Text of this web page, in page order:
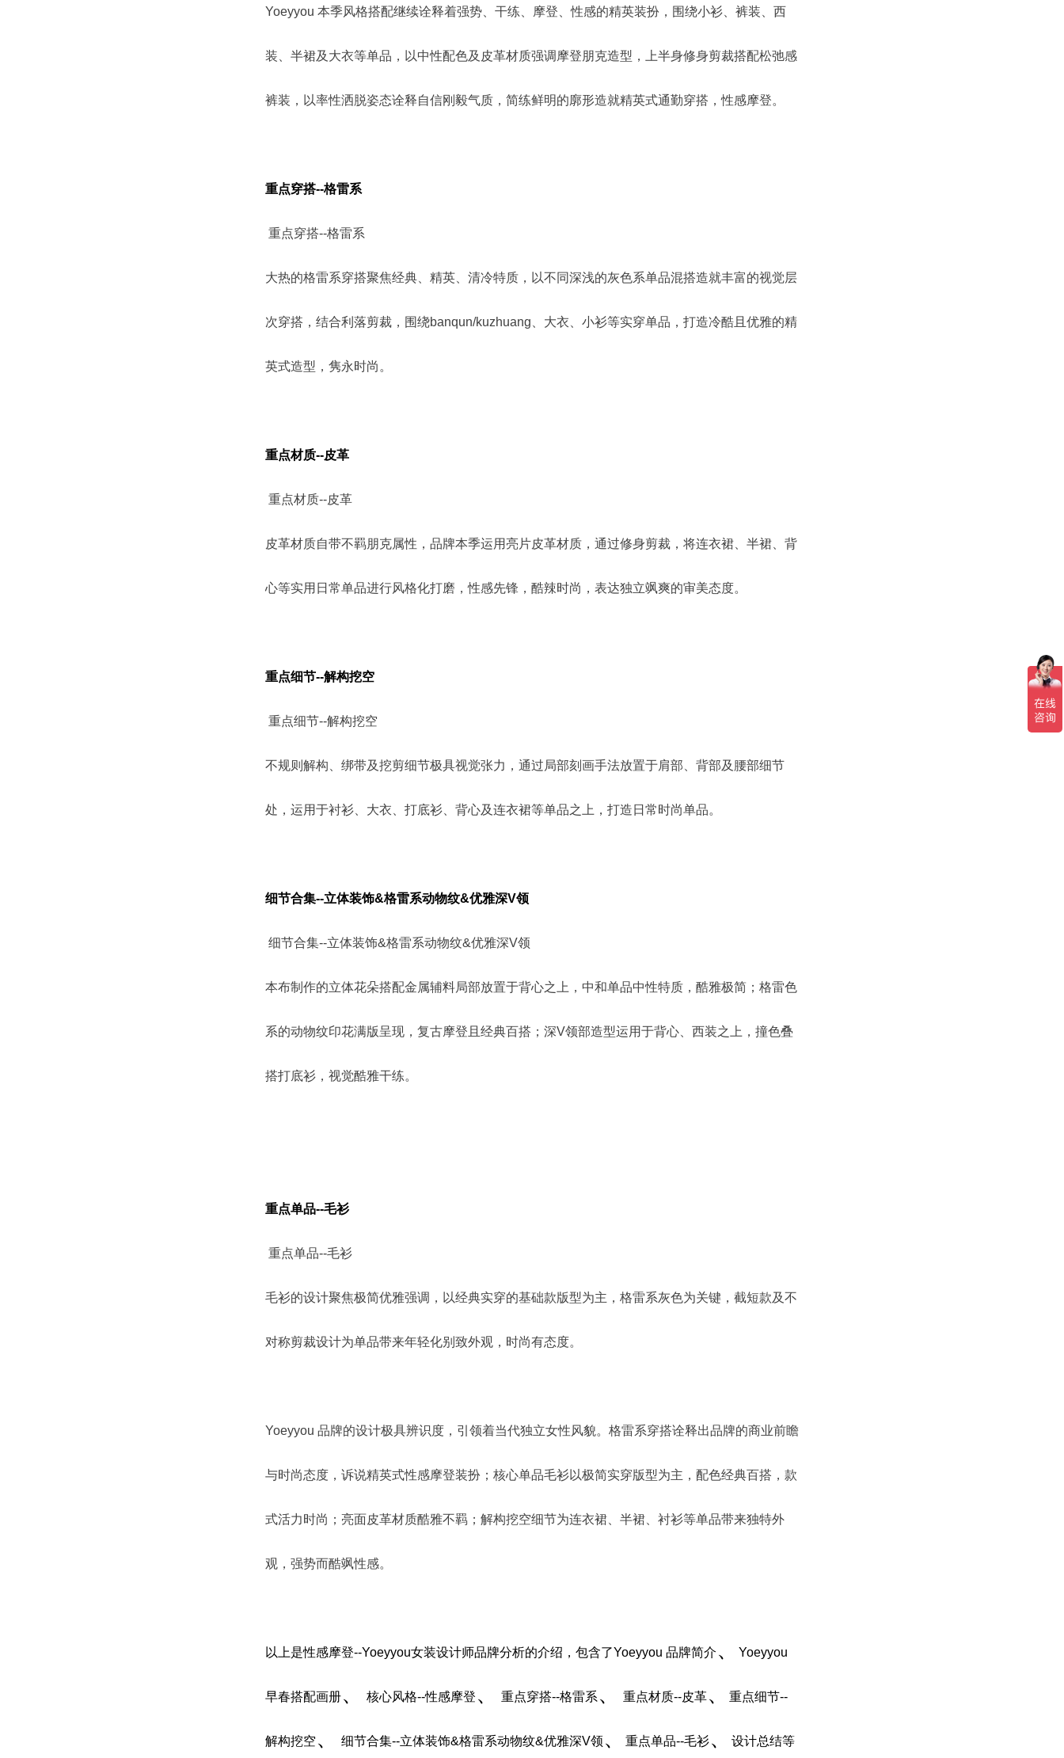
Yoeyyou 本季风格搭配继续诠释着强势、干练、摩登、性感的精英装扮，围绕小衫、裤装、西
装、半裙及大衣等单品，以中性配色及皮革材质强调摩登朋克造型，上半身修身剪裁搭配松弛感
裤装，以率性洒脱姿态诠释自信刚毅气质，简练鲜明的廓形造就精英式通勤穿搭，性感摩登。
重点穿搭--格雷系
重点穿搭--格雷系
大热的格雷系穿搭聚焦经典、精英、清冷特质，以不同深浅的灰色系单品混搭造就丰富的视觉层
次穿搭，结合利落剪裁，围绕banqun/kuzhuang、大衣、小衫等实穿单品，打造冷酷且优雅的精
英式造型，隽永时尚。
重点材质--皮革
重点材质--皮革
皮革材质自带不羁朋克属性，品牌本季运用亮片皮革材质，通过修身剪裁，将连衣裙、半裙、背
心等实用日常单品进行风格化打磨，性感先锋，酷辣时尚，表达独立飒爽的审美态度。
重点细节--解构挖空
重点细节--解构挖空
不规则解构、绑带及挖剪细节极具视觉张力 ，通过局部刻画手法放置于肩部、背部及腰部细节
处，运用于衬衫、大衣、打底衫、背心及连衣裙等单品之上，打造日常时尚单品。
细节合集--立体装饰&格雷系动物纹&优雅深V领
细节合集--立体装饰&格雷系动物纹&优雅深V领
本布制作的立体花朵搭配金属辅料局部放置于背心之上，中和单品中性特质，酷雅极简 ；格雷色
系的动物纹印花满版呈现，复古摩登且经典百搭；深V领部造型运用于背心、西装之上，撞色叠
搭打底衫，视觉酷雅干练。
重点单品--毛衫
重点单品--毛衫
毛衫的设计聚焦极简优雅强调，以经典实穿的基础款版型为主，格雷系灰色为关键，截短款及不
对称剪裁设计为单品带来年轻化别致外观，时尚有态度。
Yoeyyou 品牌的设计极具辨识度，引领着当代独立女性风貌。格雷系穿搭诠释出品牌的商业前瞻
与时尚态度，诉说精英式性感摩登装扮；核心单品毛衫以极简实穿版型为主，配色经典百搭，款
式活力时尚；亮面皮革材质酷雅不羁；解构挖空细节为连衣裙、半裙、衬衫等单品带来独特外
观，强势而酷飒性感。
以上是性感摩登--Yoeyyou女装设计师品牌分析的介绍，包含了Yoeyyou 品牌简介 、 Yoeyyou
早春搭配画册、 核心风格--性感摩登 、 重点穿搭--格雷系 、 重点材质--皮革、 重点细节--
解构挖空 、 细节合集--立体装饰&格雷系动物纹&优雅深V领 、 重点单品--毛衫、 设计总结等